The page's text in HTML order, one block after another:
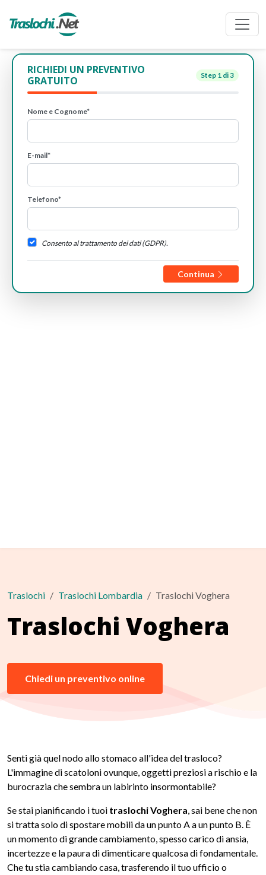
RICHIEDI UN PREVENTIVO
GRATUITO
Step 1 di 3
Nome e Cognome*
E-mail*
Telefono*
Consento al trattamento dei dati (GDPR).
Continua
Traslochi Traslochi Lombardia Traslochi Voghera
Traslochi Voghera
Chiedi un preventivo online
Senti già quel nodo allo stomaco all'idea del trasloco?
L'immagine di scatoloni ovunque, oggetti preziosi a rischio e la
burocrazia che sembra un labirinto insormontabile?
Se stai pianificando i tuoi traslochi Voghera, sai bene che non
si tratta solo di spostare mobili da un punto A a un punto B. È
un momento di grande cambiamento, spesso carico di ansia,
incertezze e la paura di dimenticare qualcosa di fondamentale.
Che tu stia cambiando casa, trasferendo il tuo ufficio o